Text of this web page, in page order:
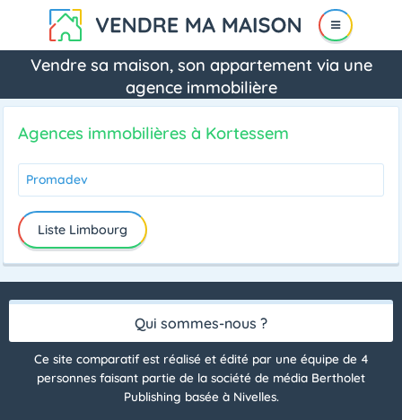
Vendre sa maison, son appartement via une
agence immobilière
Agences immobilières à Kortessem
Promadev
Liste Limbourg
Qui sommes-nous ?
Ce site comparatif est réalisé et édité par une équipe de 4
personnes faisant partie de la société de média Bertholet
Publishing basée à Nivelles.